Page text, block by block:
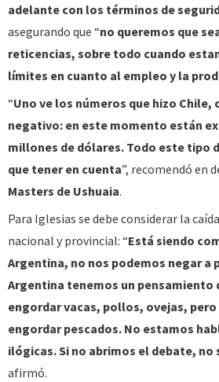
adelante con los términos de
asegurando que “no queremos que
reticencias, sobre todo cuando
límites en cuanto al empleo y la
“Uno ve los números que hizo
negativo: en este momento están
millones de dólares. Todo este tipo
que tener en cuenta”, recomendó en
Masters de Ushuaia.
Para Iglesias se debe considerar la
nacional y provincial: “Está siendo
Argentina, no nos podemos negar a
Argentina tenemos un pensamiento
engordar vacas, pollos, ovejas, pero
engordar pescados. No estamos
ilógicas. Si no abrimos el debate, no
afirmó.